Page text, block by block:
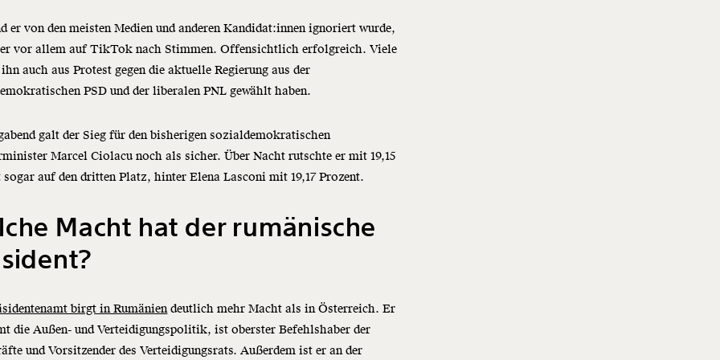
er von den meisten Medien und anderen Kandidat:innen ignoriert wurde,
vor allem auf TikTok nach Stimmen. Offensichtlich erfolgreich. Viele
auch aus Protest gegen die aktuelle Regierung aus der
PSD und der liberalen PNL gewählt haben.
galt der Sieg für den bisherigen sozialdemokratischen
Marcel Ciolacu noch als sicher. Über Nacht rutschte er mit 19,15
sogar auf den dritten Platz, hinter Elena Lasconi mit 19,17 Prozent.
Macht hat der rumänische
birgt in Rumäniendeutlich mehr Macht als in Österreich. Er
die Außen- und Verteidigungspolitik, ist oberster Befehlshaber der
und Vorsitzender des Verteidigungsrats. Außerdem ist er an der